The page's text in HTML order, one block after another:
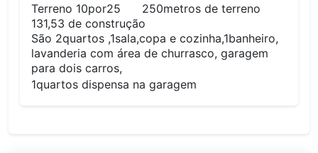
Terreno 10por25 250metros de terreno
131,53 de construção
São 2quartos ,1sala,copa e cozinha,1banheiro,
lavanderia com área de churrasco, garagem
para dois carros,
1quartos dispensa na garagem